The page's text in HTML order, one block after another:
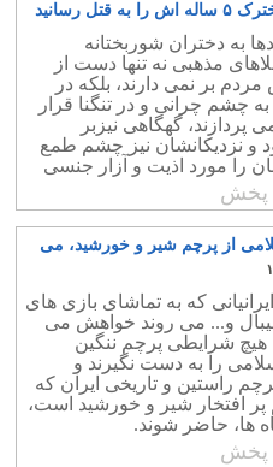
قتل رسانید
به دختران شوربختانه
مذهبی نه تنها دست از
بر نمی دارند، بلکه در
چشم چرانی و در تنگنا قرار
پردازند، گهگاهی نیزبر
و نزدیکانشان نیز چشم طمع
را مورد اذیت و آزار جنسی
پخش
از پرچم شیر و خورشید، می
ایرانیانی که به تماشای بازی های
و... می روند خواهش می
هیچ شرایطی پرچم ننگین
را به دست نگیرند و
راستین و تاریخی ایران که
پر افتخار شیر و خورشید است،
ها، حاضر شوند.
پخش